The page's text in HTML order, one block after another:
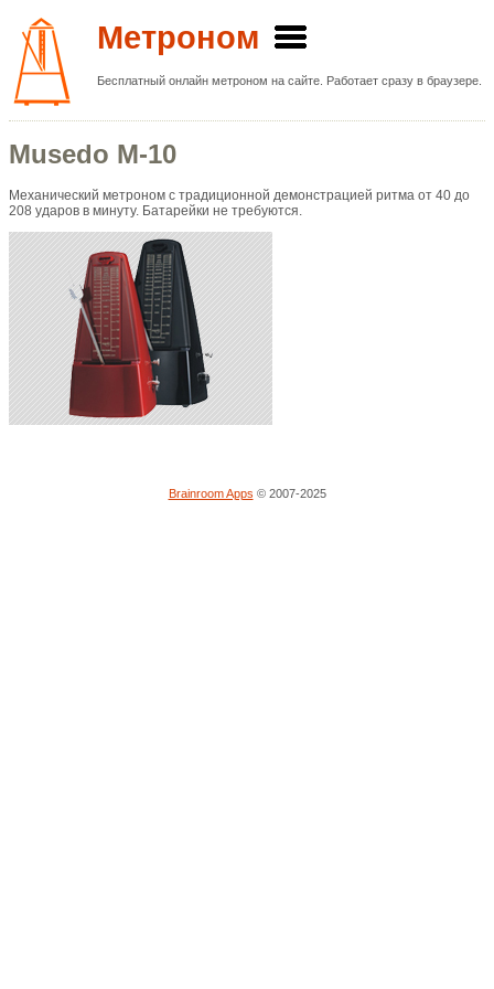
Метроном
Бесплатный онлайн метроном на сайте. Работает сразу в браузере.
Musedo M-10
Механический метроном с традиционной демонстрацией ритма от 40 до
208 ударов в минуту. Батарейки не требуются.
Brainroom Apps © 2007-2025